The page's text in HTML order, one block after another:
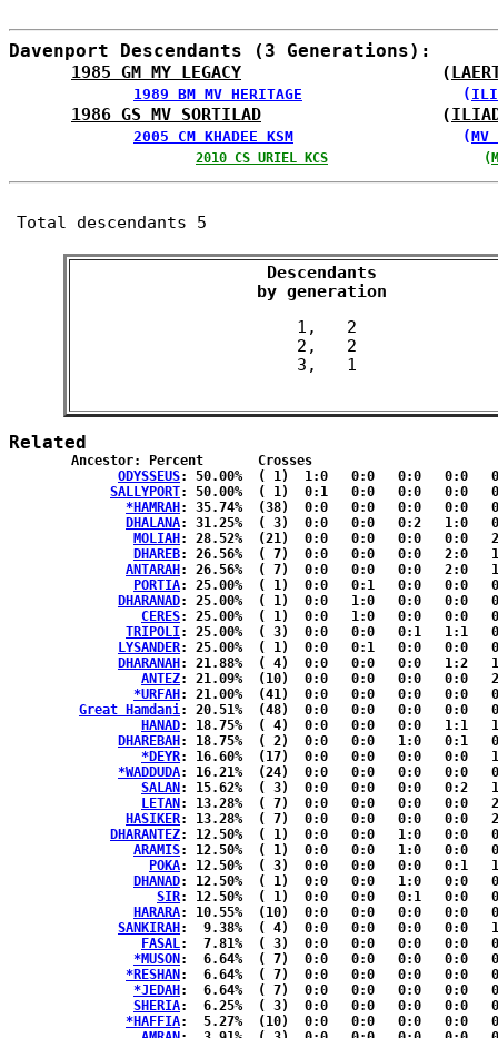
Davenport Descendants (3 Generations):
1985 GM MY LEGACY
                    (
1989 BM MV HERITAGE
                  (
1986 GS MV SORTILAD
                  (
2005 CM KHADEE KSM
                   (
MV
2010 CS URIEL KCS
                    (
Total descendants 5
Descendants
by generation
1,   2
2,   2
Related
ODYSSEUS: 50.00%	( 1)  1:0   0:0   0:0   0:0   0:0  { 0:0 }
SALLYPORT: 50.00%	( 1)  0:1   0:0   0:0   0:0   0:0  { 0:0 }
*HAMRAH : 35.74%	(38)  0:0   0:0   0:0   0:0   0:1  {19:18}
DHALANA: 31.25%	( 3)  0:0   0:0   0:2   1:0   0:0  { 0:0 }
MOLIAH : 28.52%	(21)  0:0   0:0   0:0   0:0   2:0  { 9:10}
DHAREB: 26.56%	( 7)  0:0   0:0   0:0   2:0   1:3  { 1:0 }
ANTARAH : 26.56%	( 7)  0:0   0:0   0:0   2:0   1:3  { 1:0 }
PORTIA: 25.00%	( 1)  0:0   0:1   0:0   0:0   0:0  { 0:0 }
DHARANAD: 25.00%	( 1)  0:0   1:0   0:0   0:0   0:0  { 0:0 }
CERES: 25.00%	( 1)  0:0   1:0   0:0   0:0   0:0  { 0:0 }
TRIPOLI: 25.00%	( 3)  0:0   0:0   0:1   1:1   0:0  { 0:0 }
LYSANDER: 25.00%	( 1)  0:0   0:1   0:0   0:0   0:0  { 0:0 }
DHARANAH : 21.88%	( 4)  0:0   0:0   0:0   1:2   1:0  { 0:0 }
ANTEZ: 21.09%	(10)  0:0   0:0   0:0   0:0   2:2  { 3:3 }
*URFAH : 21.00%	(41)  0:0   0:0   0:0   0:0   0:0  {20:21}
Great Hamdani: 20.51%	(48)  0:0   0:0   0:0   0:0   0:0  {24:24}
HANAD: 18.75%	( 4)  0:0   0:0   0:0   1:1   1:1  { 0:0 }
DHAREBAH : 18.75%	( 2)  0:0   0:0   1:0   0:1   0:0  { 0:0 }
*DEYR: 16.60%	(17)  0:0   0:0   0:0   0:0   1:1  { 7:8 }
*WADDUDA: 16.21%	(24)  0:0   0:0   0:0   0:0   0:0  {12:12}
SALAN : 15.62%	( 3)  0:0   0:0   0:0   0:2   1:0  { 0:0 }
LETAN : 13.28%	( 7)  0:0   0:0   0:0   0:0   2:0  { 2:3 }
HASIKER: 13.28%	( 7)  0:0   0:0   0:0   0:0   2:0  { 2:3 }
DHARANTEZ: 12.50%	( 1)  0:0   0:0   1:0   0:0   0:0  { 0:0 }
ARAMIS: 12.50%	( 1)  0:0   0:0   1:0   0:0   0:0  { 0:0 }
POKA: 12.50%	( 3)  0:0   0:0   0:0   0:1   1:1  { 0:0 }
DHANAD: 12.50%	( 1)  0:0   0:0   1:0   0:0   0:0  { 0:0 }
SIR: 12.50%	( 1)  0:0   0:0   0:1   0:0   0:0  { 0:0 }
HARARA: 10.55%	(10)  0:0   0:0   0:0   0:0   0:0  { 5:5 }
SANKIRAH :  9.38%	( 4)  0:0   0:0   0:0   0:0   1:1  { 1:1 }
FASAL:  7.81%	( 3)  0:0   0:0   0:0   0:0   0:2  { 1:0 }
*MUSON :  6.64%	( 7)  0:0   0:0   0:0   0:0   0:0  { 4:3 }
*RESHAN :  6.64%	( 7)  0:0   0:0   0:0   0:0   0:0  { 4:3 }
*JEDAH :  6.64%	( 7)  0:0   0:0   0:0   0:0   0:0  { 4:3 }
SHERIA:  6.25%	( 3)  0:0   0:0   0:0   0:0   0:1  { 1:1 }
*HAFFIA:  5.27%	(10)  0:0   0:0   0:0   0:0   0:0  { 5:5 }